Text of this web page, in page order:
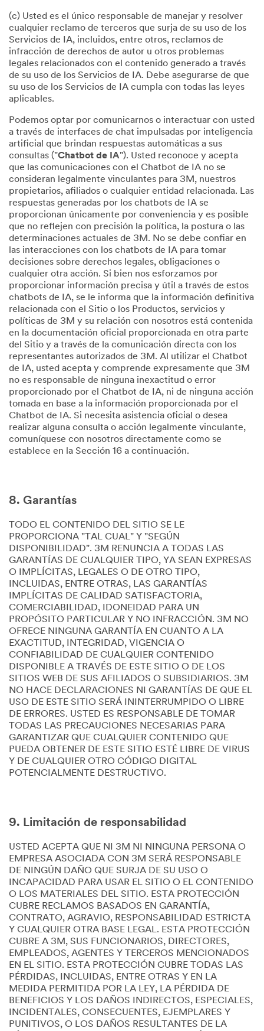
(c) Usted es el único responsable de manejar y resolver
cualquier reclamo de terceros que surja de su uso de los
Servicios de IA, incluidos, entre otros, reclamos de
infracción de derechos de autor u otros problemas
legales relacionados con el contenido generado a través
de su uso de los Servicios de IA. Debe asegurarse de que
su uso de los Servicios de IA cumpla con todas las leyes
aplicables.
Podemos optar por comunicarnos o interactuar con usted
a través de interfaces de chat impulsadas por inteligencia
artificial que brindan respuestas automáticas a sus
consultas ("Chatbot de IA"). Usted reconoce y acepta
que las comunicaciones con el Chatbot de IA no se
consideran legalmente vinculantes para 3M, nuestros
propietarios, afiliados o cualquier entidad relacionada. Las
respuestas generadas por los chatbots de IA se
proporcionan únicamente por conveniencia y es posible
que no reflejen con precisión la política, la postura o las
determinaciones actuales de 3M. No se debe confiar en
las interacciones con los chatbots de IA para tomar
decisiones sobre derechos legales, obligaciones o
cualquier otra acción. Si bien nos esforzamos por
proporcionar información precisa y útil a través de estos
chatbots de IA, se le informa que la información definitiva
relacionada con el Sitio o los Productos, servicios y
políticas de 3M y su relación con nosotros está contenida
en la documentación oficial proporcionada en otra parte
del Sitio y a través de la comunicación directa con los
representantes autorizados de 3M. Al utilizar el Chatbot
de IA, usted acepta y comprende expresamente que 3M
no es responsable de ninguna inexactitud o error
proporcionado por el Chatbot de IA, ni de ninguna acción
tomada en base a la información proporcionada por el
Chatbot de IA. Si necesita asistencia oficial o desea
realizar alguna consulta o acción legalmente vinculante,
comuníquese con nosotros directamente como se
establece en la Sección 16 a continuación.
8. Garantías
TODO EL CONTENIDO DEL SITIO SE LE
PROPORCIONA "TAL CUAL" Y "SEGÚN
DISPONIBILIDAD". 3M RENUNCIA A TODAS LAS
GARANTÍAS DE CUALQUIER TIPO, YA SEAN EXPRESAS
O IMPLÍCITAS, LEGALES O DE OTRO TIPO,
INCLUIDAS, ENTRE OTRAS, LAS GARANTÍAS
IMPLÍCITAS DE CALIDAD SATISFACTORIA,
COMERCIABILIDAD, IDONEIDAD PARA UN
PROPÓSITO PARTICULAR Y NO INFRACCIÓN. 3M NO
OFRECE NINGUNA GARANTÍA EN CUANTO A LA
EXACTITUD, INTEGRIDAD, VIGENCIA O
CONFIABILIDAD DE CUALQUIER CONTENIDO
DISPONIBLE A TRAVÉS DE ESTE SITIO O DE LOS
SITIOS WEB DE SUS AFILIADOS O SUBSIDIARIOS. 3M
NO HACE DECLARACIONES NI GARANTÍAS DE QUE EL
USO DE ESTE SITIO SERÁ ININTERRUMPIDO O LIBRE
DE ERRORES. USTED ES RESPONSABLE DE TOMAR
TODAS LAS PRECAUCIONES NECESARIAS PARA
GARANTIZAR QUE CUALQUIER CONTENIDO QUE
PUEDA OBTENER DE ESTE SITIO ESTÉ LIBRE DE VIRUS
Y DE CUALQUIER OTRO CÓDIGO DIGITAL
POTENCIALMENTE DESTRUCTIVO.
9. Limitación de responsabilidad
USTED ACEPTA QUE NI 3M NI NINGUNA PERSONA O
EMPRESA ASOCIADA CON 3M SERÁ RESPONSABLE
DE NINGÚN DAÑO QUE SURJA DE SU USO O
INCAPACIDAD PARA USAR EL SITIO O EL CONTENIDO
O LOS MATERIALES DEL SITIO. ESTA PROTECCIÓN
CUBRE RECLAMOS BASADOS EN GARANTÍA,
CONTRATO, AGRAVIO, RESPONSABILIDAD ESTRICTA
Y CUALQUIER OTRA BASE LEGAL. ESTA PROTECCIÓN
CUBRE A 3M, SUS FUNCIONARIOS, DIRECTORES,
EMPLEADOS, AGENTES Y TERCEROS MENCIONADOS
EN EL SITIO. ESTA PROTECCIÓN CUBRE TODAS LAS
PÉRDIDAS, INCLUIDAS, ENTRE OTRAS Y EN LA
MEDIDA PERMITIDA POR LA LEY, LA PÉRDIDA DE
BENEFICIOS Y LOS DAÑOS INDIRECTOS, ESPECIALES,
INCIDENTALES, CONSECUENTES, EJEMPLARES Y
PUNITIVOS, O LOS DAÑOS RESULTANTES DE LA